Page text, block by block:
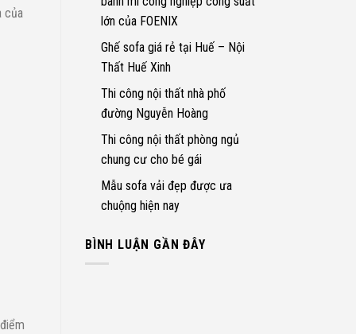
của
lớn của FOENIX
Ghế sofa giá rẻ tại Huế – Nội
Thất Huế Xinh
Thi công nội thất nhà phố
đường Nguyễn Hoàng
Thi công nội thất phòng ngủ
chung cư cho bé gái
Mẫu sofa vải đẹp được ưa
chuộng hiện nay
BÌNH LUẬN GẦN ĐÂY